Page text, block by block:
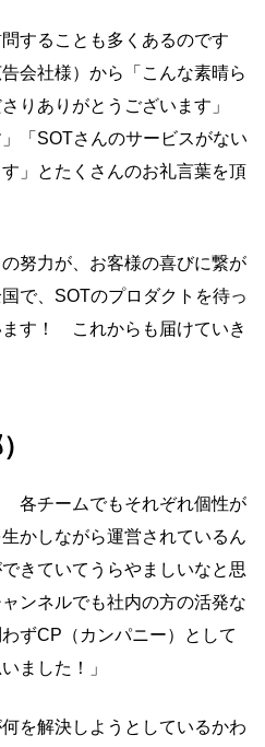
することも多くあるのです
会社様）から「こんな素晴ら
りありがとうございます」
「SOTさんのサービスがない
」とたくさんのお礼言葉を頂
努力が、お客様の喜びに繋が
で、SOTのプロダクトを待っ
す！ これからも届けていき
各チームでもそれぞれ個性が
かしながら運営されているん
きていてうらやましいなと思
ンネルでも社内の方の活発な
ずCP（カンパニー）として
ました！」
を解決しようとしているかわ